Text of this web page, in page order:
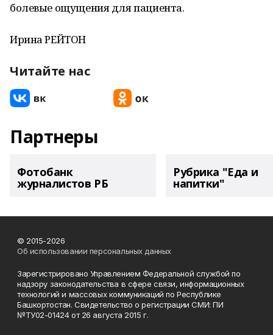
болевые ощущения для пациента.
Ирина РЕЙТОН
Читайте нас
Партнеры
Фотобанк
журналистов РБ
Рубрика "Еда и
напитки"
© 2015-2026
Об использовании персональных данных
Зарегистрировано Управлением Федеральной службой по
надзору законодательства в сфере связи, информационных
технологий и массовых коммуникаций по Республике
Башкортостан. Свидетельство о регистрации СМИ: ПИ
№ТУ02-01424 от 26 августа 2015 г.